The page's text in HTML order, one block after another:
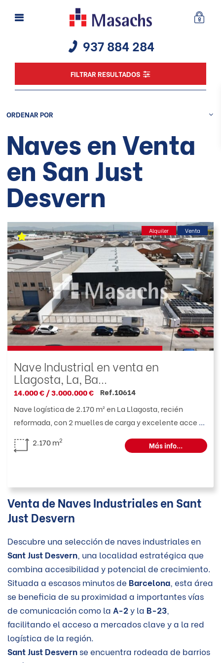
937 884 284
FILTRAR RESULTADOS
ORDENAR POR
Naves en Venta
en San Just
Desvern
Alquiler Venta
Nave Industrial en venta en
Llagosta, La, Ba...
Ref.10614
14.000 € / 3.000.000 €
Nave logística de 2.170 m² en La Llagosta, recién
reformada, con 2 muelles de carga y excelente acce ...
2.170 m2 Más info...
Venta de Naves Industriales en Sant
Just Desvern
Descubre una selección de naves industriales en
Sant Just Desvern, una localidad estratégica que
combina accesibilidad y potencial de crecimiento.
Situada a escasos minutos de Barcelona, esta área
se beneficia de su proximidad a importantes vías
de comunicación como la A-2y la B-23,
facilitando el acceso a mercados clave y a la red
logística de la región.
Sant Just Desvernse encuentra rodeada de barrios